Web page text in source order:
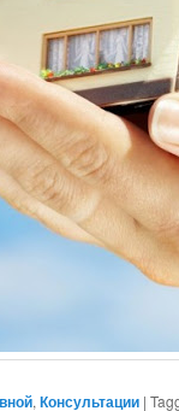
, Консультации |